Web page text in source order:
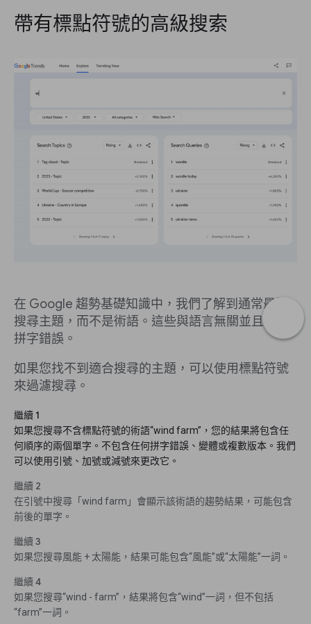
帶有標點符號的高級搜索
在 Google 趨勢基礎知識中，我們了解到通常最好
搜尋主題，而不是術語。這些與語言無關並且包含
拼字錯誤。
如果您找不到適合搜尋的主題，可以使用標點符號
來過濾搜尋。
繼續 1
如果您搜尋不含標點符號的術語“wind farm”，您的結果將包含任
何順序的兩個單字。不包含任何拼字錯誤、變體或複數版本。我們
可以使用引號、加號或減號來更改它。
繼續 2
在引號中搜尋「wind farm」會顯示該術語的趨勢結果，可能包含
前後的單字。
繼續 3
如果您搜尋風能 + 太陽能，結果可能包含“風能”或“太陽能”一詞。
繼續 4
如果您搜尋“wind - farm”，結果將包含“wind”一詞，但不包括
“farm”一詞。